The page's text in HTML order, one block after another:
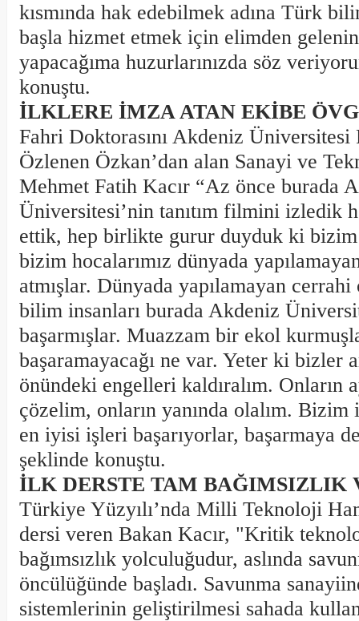
kısmında hak edebilmek adına Türk
başla hizmet etmek için elimden gelenin
yapacağıma huzurlarınızda söz
konuştu.
İLKLERE İMZA ATAN EKİBE
Fahri Doktorasını Akdeniz
Özlenen Özkan’dan alan Sanayi ve
Mehmet Fatih Kacır “Az önce burada
Üniversitesi’nin tanıtım filmini izledik
ettik, hep birlikte gurur duyduk ki bizim
bizim hocalarımız dünyada
atmışlar. Dünyada yapılamayan
bilim insanları burada Akdeniz
başarmışlar. Muazzam bir ekol
başaramayacağı ne var. Yeter ki bizler
önündeki engelleri kaldıralım. Onların
çözelim, onların yanında olalım. Bizim
en iyisi işleri başarıyorlar, başarmaya
şeklinde konuştu.
İLK DERSTE TAM BAĞIMSIZLIK
Türkiye Yüzyılı’nda Milli Teknoloji
dersi veren Bakan Kacır, "Kritik
bağımsızlık yolculuğudur, aslında
öncülüğünde başladı. Savunma
sistemlerinin geliştirilmesi sahada